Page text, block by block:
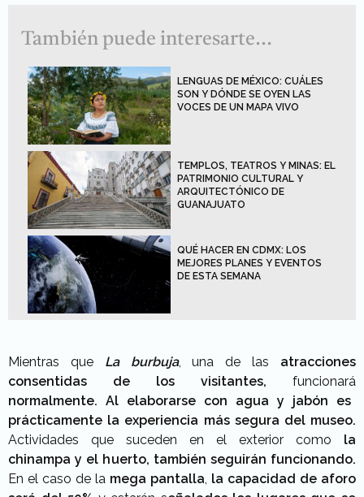
También puede interesarte...
LENGUAS DE MÉXICO: CUÁLES
SON Y DÓNDE SE OYEN LAS
VOCES DE UN MAPA VIVO
TEMPLOS, TEATROS Y MINAS: EL
PATRIMONIO CULTURAL Y
ARQUITECTÓNICO DE
GUANAJUATO
QUÉ HACER EN CDMX: LOS
MEJORES PLANES Y EVENTOS
DE ESTA SEMANA
Mientras que La burbuja, una de las atracciones
consentidas de los visitantes, funcionará
normalmente. Al elaborarse con agua y jabón es
prácticamente la experiencia más segura del museo.
Actividades que suceden en el exterior como la
chinampa y el huerto, también seguirán funcionando.
En el caso de la mega pantalla, la capacidad de aforo